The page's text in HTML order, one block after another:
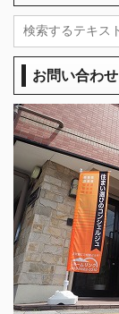
お問い合わせ